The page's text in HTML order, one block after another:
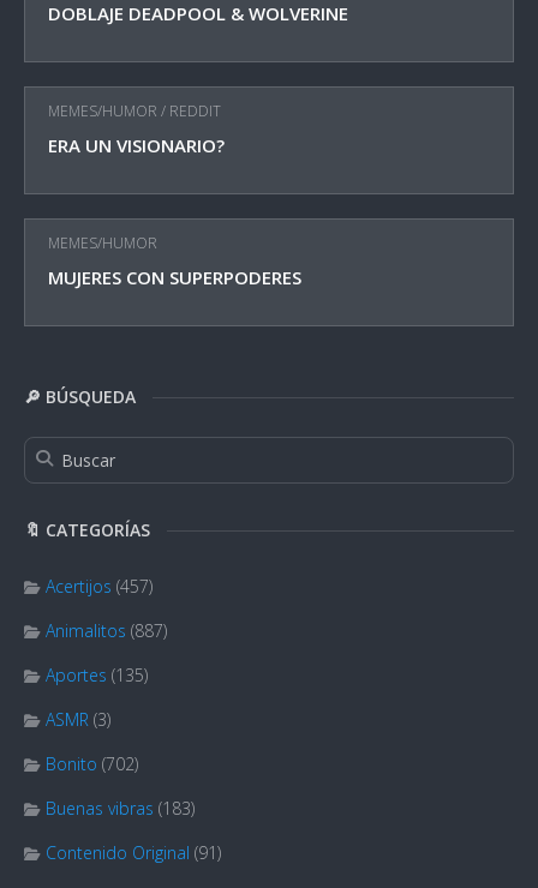
DOBLAJE DEADPOOL & WOLVERINE
MEMES/HUMOR / REDDIT
ERA UN VISIONARIO?
MEMES/HUMOR
MUJERES CON SUPERPODERES
🔎 BÚSQUEDA
🔖 CATEGORÍAS
Acertijos (457)
Animalitos (887)
Aportes (135)
ASMR (3)
Bonito (702)
Buenas vibras (183)
Contenido Original (91)